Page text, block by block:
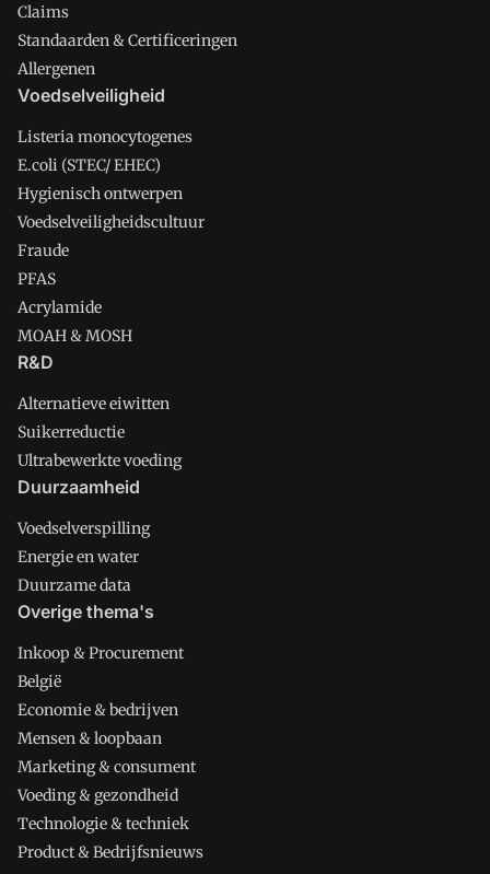
Claims
Standaarden & Certificeringen
Allergenen
Voedselveiligheid
Listeria monocytogenes
E.coli (STEC/ EHEC)
Hygienisch ontwerpen
Voedselveiligheidscultuur
Fraude
PFAS
Acrylamide
MOAH & MOSH
R&D
Alternatieve eiwitten
Suikerreductie
Ultrabewerkte voeding
Duurzaamheid
Voedselverspilling
Energie en water
Duurzame data
Overige thema's
Inkoop & Procurement
België
Economie & bedrijven
Mensen & loopbaan
Marketing & consument
Voeding & gezondheid
Technologie & techniek
Product & Bedrijfsnieuws